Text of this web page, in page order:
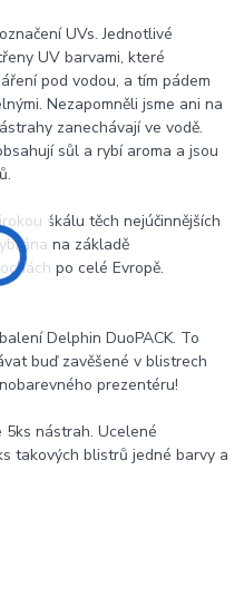
UVs. Jednotlivé
UV barvami, které
pod vodou, a tím pádem
Nezapomněli jsme ani na
zanechávají ve vodě.
sůl a rybí aroma a jsou
škálu těch nejúčinnějších
na základě
po celé Evropě.
Delphin DuoPACK. To
buď zavěšené v blistrech
prezentéru!
5ks nástrah. Ucelené
takových blistrů jedné barvy a